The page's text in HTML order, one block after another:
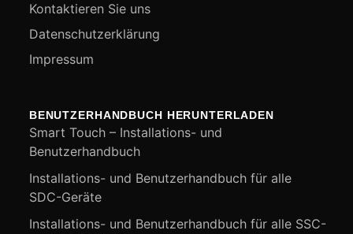
Kontaktieren Sie uns
Datenschutzerklärung
Impressum
BENUTZERHANDBUCH HERUNTERLADEN
Smart Touch – Installations- und
Benutzerhandbuch
Installations- und Benutzerhandbuch für alle
SDC-Geräte
Installations- und Benutzerhandbuch für alle SSC-